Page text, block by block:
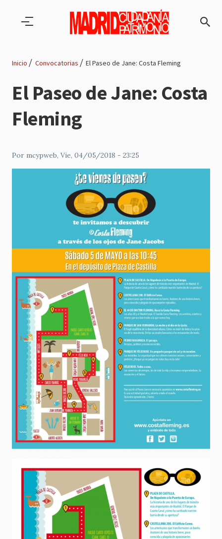
Ruta
de
navegación
Inicio Convocatorias El Paseo de Jane: Costa Fleming
El Paseo de Jane: Costa
Fleming
Por mcypweb, Vie, 04/05/2018 - 23:25